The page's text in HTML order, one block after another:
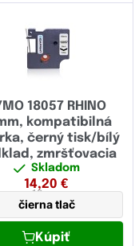
18057 RHINO
kompatibilná
černý tisk/bílý
zmršťovacia
Skladom
14,20 €
19 mm
čierna tlač
Kúpiť